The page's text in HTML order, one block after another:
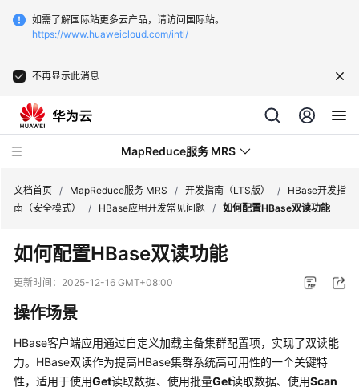
如需了解国际站更多云产品，请访问国际站。
https://www.huaweicloud.com/intl/
不再显示此消息
MapReduce服务 MRS
最
新
动
务
公
告
文档首页 / MapReduce服务 MRS / 开发指南（LTS版） /
HBase开发指
南（安全模式）
/ HBase应用开发常见问题 / 如何配置HBase双读功能
如何配置HBase双读功能
更新时间： 2025-12-16 GMT+08:00
操作场景
HBase客户端应用通过自定义加载主备集群配置项，实现了双读能
力。HBase双读作为提高HBase集群系统高可用性的一个关键特
性，适用于使用Get读取数据、使用批量Get读取数据、使用Scan